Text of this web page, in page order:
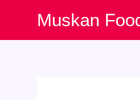
Muskan